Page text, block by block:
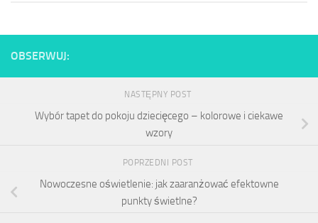
OBSERWUJ:
NASTĘPNY POST
Wybór tapet do pokoju dziecięcego – kolorowe i ciekawe
wzory
POPRZEDNI POST
Nowoczesne oświetlenie: jak zaaranżować efektowne
punkty świetlne?